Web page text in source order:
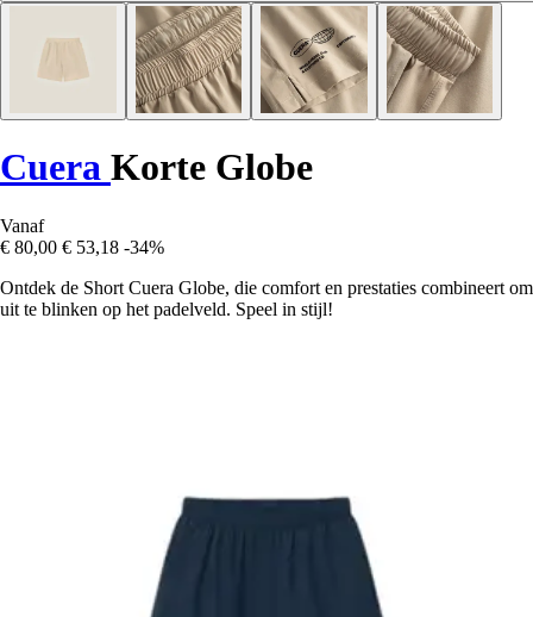
Cuera Korte Globe
Vanaf
€ 80,00 € 53,18 -34%
Ontdek de Short Cuera Globe, die comfort en prestaties combineert om
uit te blinken op het padelveld. Speel in stijl!